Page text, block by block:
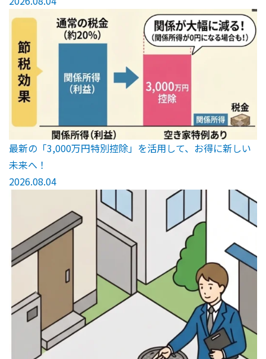
最新の「3,000万円特別控除」を活用して、お得に新しい
未来へ！
2026.08.04